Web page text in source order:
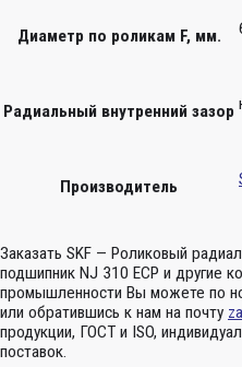
Диаметр по роликам F, мм.
Радиальный внутренний зазор
Производитель
Заказать SKF — Роликовый
подшипник NJ 310 ECP и другие
промышленности Вы можете по
или обратившись к нам на почту
продукции, ГОСТ и ISO,
поставок.